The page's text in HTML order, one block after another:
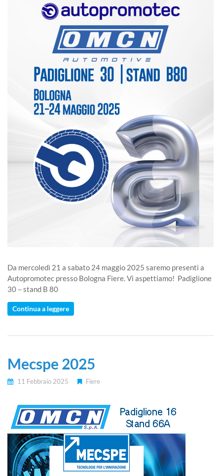
Da mercoledì 21 a sabato 24 maggio 2025 saremo presenti a
Autopromotec presso Bologna Fiere. Vi aspettiamo! Padiglione
30 – stand B 80
Continua a leggere
Mecspe 2025
11 Febbraio 2025 Fiere